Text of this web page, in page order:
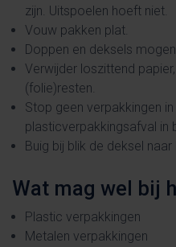
zijn. Uitspoelen hoeft niet.
Vouw pakken plat.
Doppen en deksels
Verwijder loszittend
(folie)resten.
Stop geen verpakkingen
plasticverpakkingsafval in
Buig bij blik de deksel naar
Wat mag wel bij
Plastic verpakkingen
Metalen verpakkingen